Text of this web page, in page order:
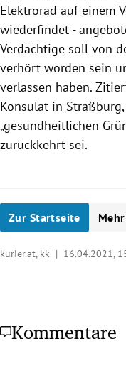
Elektrorad auf einem
wiederfindet -
Verdächtige soll von
verhört worden sein
verlassen haben.
Konsulat in
„gesundheitlichen
zurückkehrt sei.
Zur Startseite
kurier.at, kk | 16.04.2021,
Kommentare